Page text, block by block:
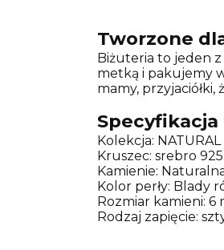
Tworzone
Biżuteria to jeden
metką i pakujemy
mamy,
Kolekcja: NATURAL
Kruszec: srebro 925
Kamienie:
Kolor perły: Blady
Rozmiar kamieni: 6
Rodzaj zapięcie: